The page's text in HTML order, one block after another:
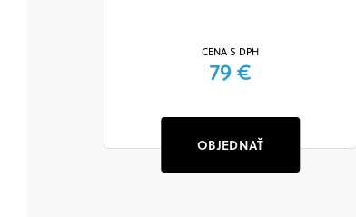
CENA S DPH
79 €
OBJEDNAŤ